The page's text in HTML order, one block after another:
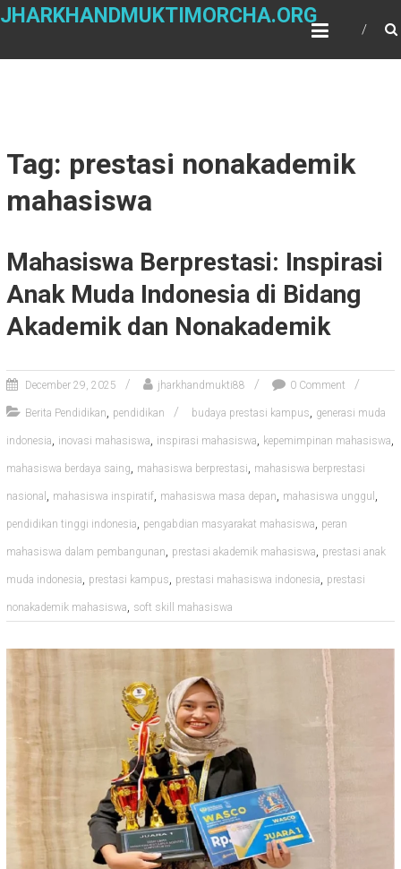
Skip
JHARKHANDMUKTIMORCHA.ORG
Tag: prestasi nonakademik
mahasiswa
Mahasiswa Berprestasi: Inspirasi
Anak Muda Indonesia di Bidang
Akademik dan Nonakademik
December 29, 2025 jharkhandmukti88 0 Comment
Berita Pendidikan, pendidikan budaya prestasi kampus, generasi muda
indonesia, inovasi mahasiswa, inspirasi mahasiswa, kepemimpinan mahasiswa,
mahasiswa berdaya saing, mahasiswa berprestasi, mahasiswa berprestasi
nasional , mahasiswa inspiratif, mahasiswa masa depan, mahasiswa unggul ,
pendidikan tinggi indonesia, pengabdian masyarakat mahasiswa, peran
mahasiswa dalam pembangunan, prestasi akademik mahasiswa, prestasi anak
muda indonesia, prestasi kampus, prestasi mahasiswa indonesia, prestasi
nonakademik mahasiswa, soft skill mahasiswa